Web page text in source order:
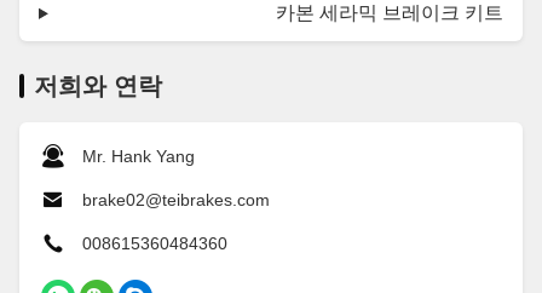
카본 세라믹 브레이크 키트
저희와 연락
Mr. Hank Yang
brake02@teibrakes.com
008615360484360